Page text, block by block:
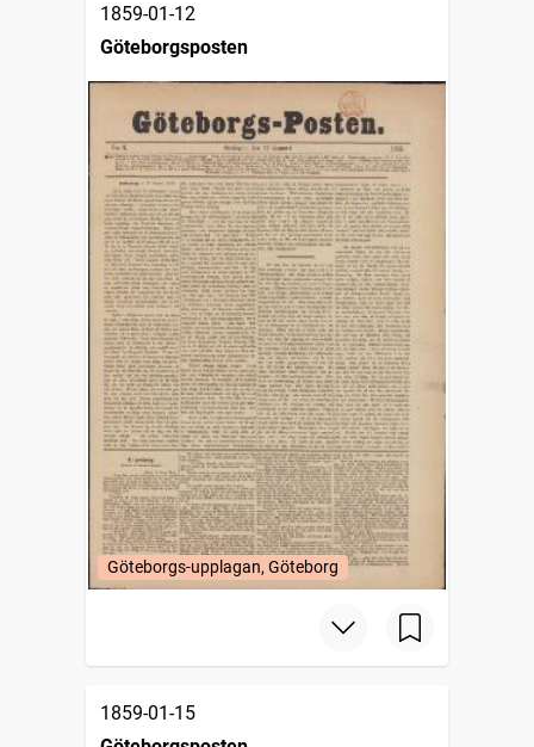
1859-01-12
Göteborgsposten
Göteborgs-upplagan, Göteborg
1859-01-15